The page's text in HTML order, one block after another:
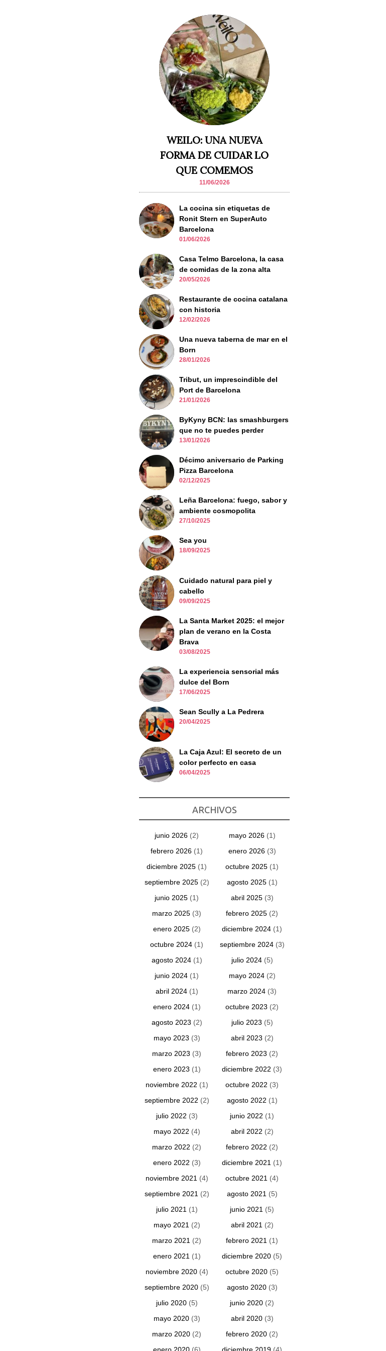
WEILO: UNA NUEVA
FORMA DE CUIDAR LO
QUE COMEMOS
11/06/2026
La cocina sin etiquetas de
Ronit Stern en SuperAuto
Barcelona
01/06/2026
Casa Telmo Barcelona, la casa
de comidas de la zona alta
20/05/2026
Restaurante de cocina catalana
con historia
12/02/2026
Una nueva taberna de mar en el
Born
28/01/2026
Tribut, un imprescindible del
Port de Barcelona
21/01/2026
ByKyny BCN: las smashburgers
que no te puedes perder
13/01/2026
Décimo aniversario de Parking
Pizza Barcelona
02/12/2025
Leña Barcelona: fuego, sabor y
ambiente cosmopolita
27/10/2025
Sea you
18/09/2025
Cuidado natural para piel y
cabello
09/09/2025
La Santa Market 2025: el mejor
plan de verano en la Costa
Brava
03/08/2025
La experiencia sensorial más
dulce del Born
17/06/2025
Sean Scully a La Pedrera
20/04/2025
La Caja Azul: El secreto de un
color perfecto en casa
06/04/2025
ARCHIVOS
junio 2026 (2) mayo 2026(1)
febrero 2026 (1) enero 2026(3)
diciembre 2025 (1) octubre 2025 (1)
septiembre 2025(2) agosto 2025(1)
junio 2025 (1) abril 2025(3)
marzo 2025 (3) febrero 2025 (2)
enero 2025(2) diciembre 2024 (1)
octubre 2024 (1) septiembre 2024(3)
agosto 2024(1) julio 2024(5)
junio 2024 (1) mayo 2024(2)
abril 2024(1) marzo 2024 (3)
enero 2024(1) octubre 2023 (2)
agosto 2023 (2) julio 2023 (5)
mayo 2023 (3) abril 2023 (2)
marzo 2023 (3) febrero 2023 (2)
enero 2023 (1) diciembre 2022 (3)
noviembre 2022 (1) octubre 2022 (3)
septiembre 2022 (2) agosto 2022 (1)
julio 2022 (3) junio 2022 (1)
mayo 2022 (4) abril 2022 (2)
marzo 2022 (2) febrero 2022 (2)
enero 2022 (3) diciembre 2021 (1)
noviembre 2021 (4) octubre 2021 (4)
septiembre 2021 (2) agosto 2021 (5)
julio 2021 (1) junio 2021 (5)
mayo 2021 (2) abril 2021 (2)
marzo 2021 (2) febrero 2021 (1)
enero 2021 (1) diciembre 2020 (5)
noviembre 2020(4) octubre 2020 (5)
septiembre 2020(5) agosto 2020(3)
julio 2020(5) junio 2020 (2)
mayo 2020(3) abril 2020(3)
marzo 2020 (2) febrero 2020 (2)